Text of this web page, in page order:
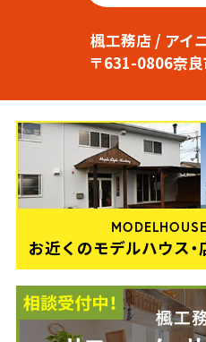
楓工務店 / アイ
〒631-0806奈
お近くのモデルハウス・